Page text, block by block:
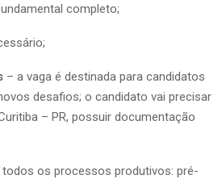
completo;
– a vaga é destinada para candidatos
desafios; o candidato vai precisar
– PR, possuir documentação
todos os processos produtivos: pré-